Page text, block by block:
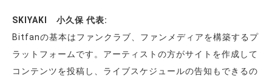
SKIYAKI 小久保 代表:
Bitfanの基本はファンクラブ、ファンメディアを構築するプ
ラットフォームです。アーティストの方がサイトを作成して
コンテンツを投稿し、ライブスケジュールの告知もできるの